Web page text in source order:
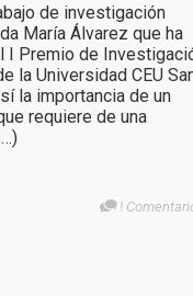
de investigación
María Álvarez que ha
I Premio de
la Universidad CEU
la importancia de un
requiere de una
!